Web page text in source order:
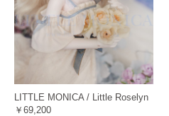
LITTLE MONICA / Little Roselyn
￥69,200